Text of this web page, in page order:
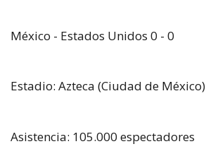
México - Estados Unidos 0 - 0
Estadio: Azteca (Ciudad de México)
Asistencia: 105.000 espectadores